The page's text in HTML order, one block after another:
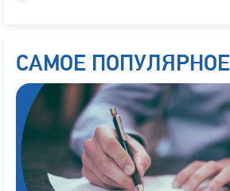
САМОЕ ПОПУЛЯРНОЕ